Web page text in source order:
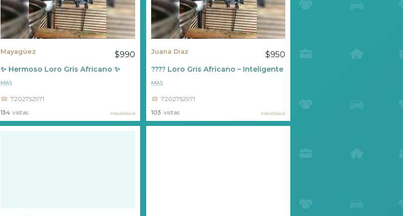
Mayagüez $990
✨ Hermoso Loro Gris Africano ✨
7202752971
MAS
134 vistas PR62008249
Juana Diaz $950
???? Loro Gris Africano – Inteligente Y Sociable ????
7202752971
MAS
103 vistas PR62008245